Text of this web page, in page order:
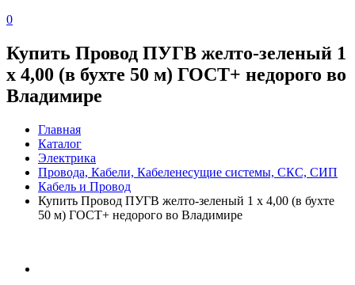
0
Купить Провод ПУГВ желто-зеленый 1
x 4,00 (в бухте 50 м) ГОСТ+ недорого во
Владимире
Главная
Каталог
Электрика
Провода, Кабели, Кабеленесущие системы, СКС, СИП
Кабель и Провод
Купить Провод ПУГВ желто-зеленый 1 x 4,00 (в бухте
50 м) ГОСТ+ недорого во Владимире